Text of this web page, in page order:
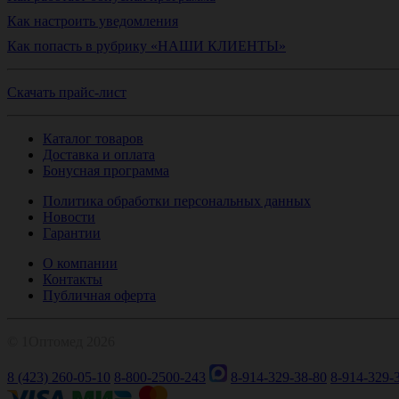
Как настроить уведомления
Как попасть в рубрику «НАШИ КЛИЕНТЫ»
Скачать прайс-лист
Каталог товаров
Доставка и оплата
Бонусная программа
Политика обработки персональных данных
Новости
Гарантии
О компании
Контакты
Публичная оферта
8 (423) 260-05-10 8-800-2500-243 8-914-329-38-80 8-914-329-